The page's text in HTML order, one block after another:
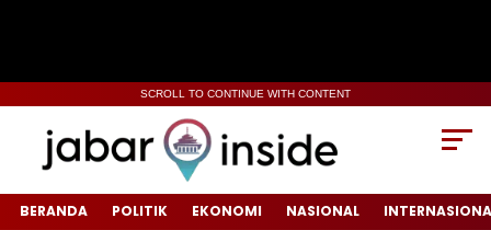
SCROLL TO CONTINUE WITH CONTENT
BERANDA POLITIK EKONOMI NASIONAL